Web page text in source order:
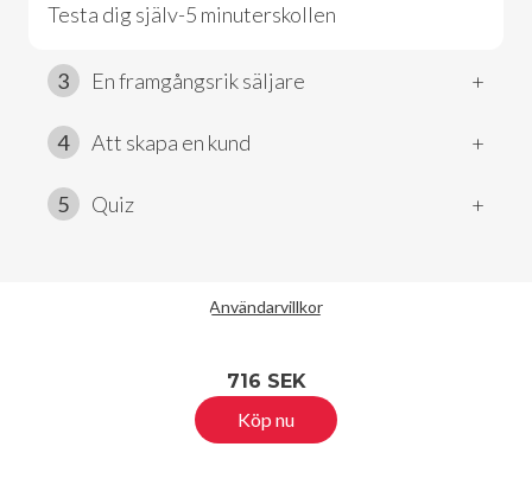
Testa dig själv-5 minuterskollen
3 En framgångsrik säljare +
4 Att skapa en kund +
5 Quiz +
Användarvillkor
716 SEK
Köp nu